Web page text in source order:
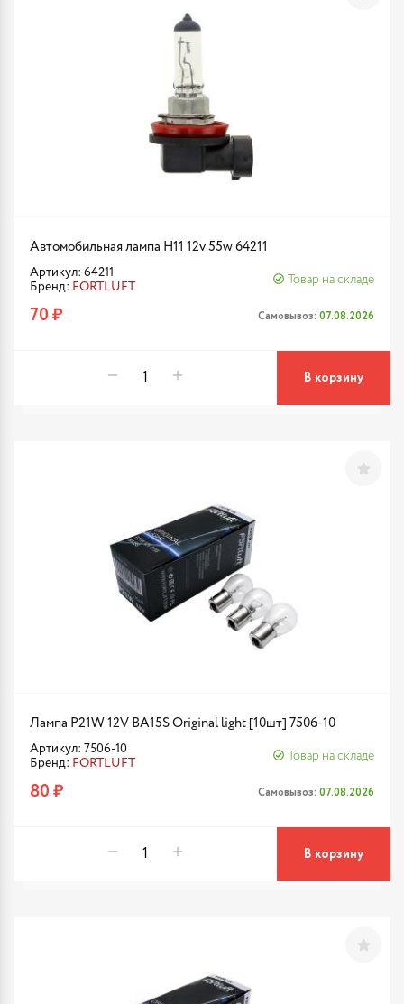
Автомобильная лампа H11 12v 55w 64211
Артикул: 64211
Бренд: FORTLUFT
Товар на складе
70 ₽ Самовывоз: 07.08.2026
В корзину
Лампа P21W 12V BA15S Original light [10шт] 7506-10
Артикул: 7506-10
Бренд: FORTLUFT
Товар на складе
80 ₽ Самовывоз: 07.08.2026
В корзину